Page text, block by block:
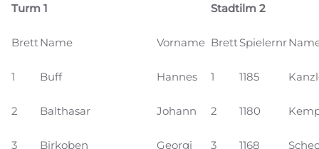
Turm 1 Stadtilm 2
Brett Name Vorname Brett Spielernr
1 Buff Hannes 1 1185
2 Balthasar Johann 2 1180
3 Birkoben Georgi 3 1168